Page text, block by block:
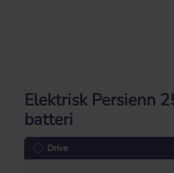
Elektrisk Persienn
batteri
Drive